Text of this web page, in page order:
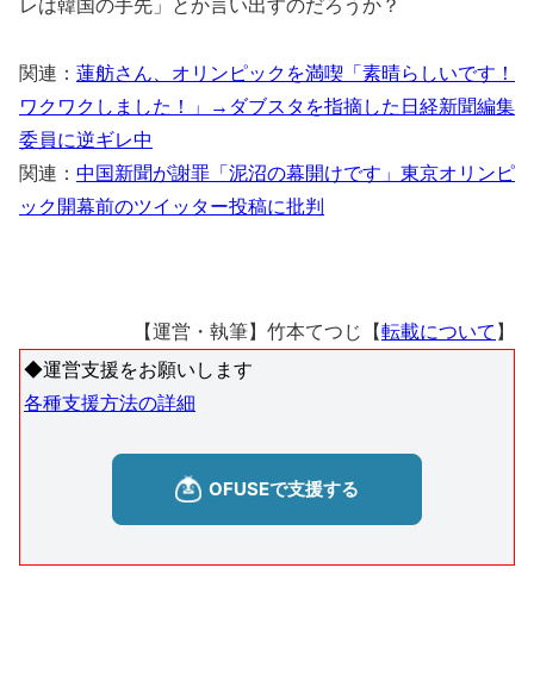
レは韓国の手先」とか言い出すのだろうか？
関連： 蓮舫さん、オリンピックを満喫「素晴らしいです！
ワクワクしました！」→ダブスタを指摘した日経新聞編集
委員に逆ギレ中
関連： 中国新聞が謝罪「泥沼の幕開けです」東京オリンピ
ック開幕前のツイッター投稿に批判
【運営・執筆】竹本てつじ【転載について 】
◆運営支援をお願いします
各種支援方法の詳細